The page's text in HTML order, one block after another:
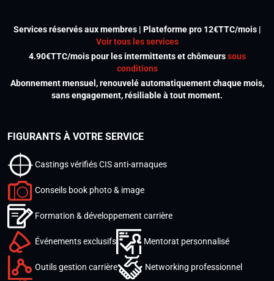
Services réservés aux membres | Plateforme pro 12€TTC/mois |
Voir tous les services
4.90€TTC/mois pour les intermittents et chômeurssous
conditions
Abonnement mensuel, renouvelé automatiquement chaque mois,
sans engagement, résiliable à tout moment.
FIGURANTS À VOTRE SERVICE
Castings vérifiés CIS anti-arnaques
Conseils book photo & image
Formation & développement carrière
Événements exclusifs Mentorat personnalisé
Outils gestion carrière Networking professionnel